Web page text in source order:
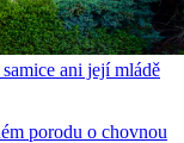
ani její mládě
porodu o chovnou